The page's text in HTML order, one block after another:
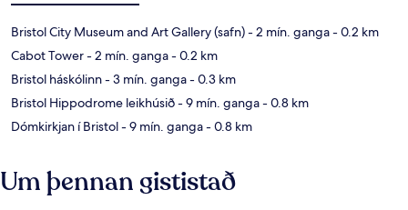
Bristol City Museum and Art Gallery (safn)- 2 mín. ganga- 0.2 km
Cabot Tower- 2 mín. ganga- 0.2 km
Bristol háskólinn- 3 mín. ganga- 0.3 km
Bristol Hippodrome leikhúsið- 9 mín. ganga- 0.8 km
Dómkirkjan í Bristol- 9 mín. ganga- 0.8 km
Um þennan gististað